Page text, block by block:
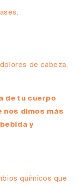
de cabeza,
de tu cuerpo
nos dimos más
y
químicos que